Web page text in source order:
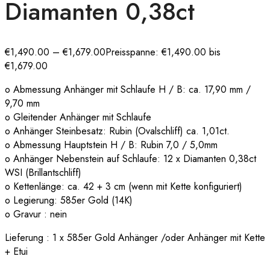
Diamanten 0,38ct
€1,490.00 –€1,679.00Preisspanne: €1,490.00 bis
€1,679.00
o Abmessung Anhänger mit Schlaufe H / B: ca. 17,90 mm /
9,70 mm
o Gleitender Anhänger mit Schlaufe
o Anhänger Steinbesatz: Rubin (Ovalschliff) ca. 1,01ct.
o Abmessung Hauptstein H / B: Rubin 7,0 / 5,0mm
o Anhänger Nebenstein auf Schlaufe: 12 x Diamanten 0,38ct
WSI (Brillantschliff)
o Kettenlänge: ca. 42 + 3 cm (wenn mit Kette konfiguriert)
o Legierung: 585er Gold (14K)
o Gravur : nein
Lieferung : 1 x 585er Gold Anhänger /oder Anhänger mit Kette
+ Etui